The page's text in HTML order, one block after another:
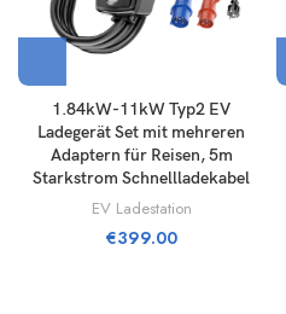
1.84kW-11kW Typ2 EV
Ladegerät Set mit mehreren
Adaptern für Reisen, 5m
Starkstrom Schnellladekabel
EV Ladestation
€399.00